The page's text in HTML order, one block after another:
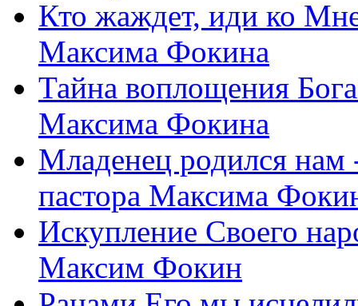
Кто жаждет, иди ко
Максима Фокина
Тайна воплощения
Максима Фокина
Младенец родился
пастора Максима
Искупление Своего
Максим Фокин